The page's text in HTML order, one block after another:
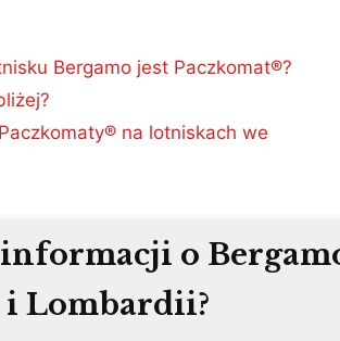
Bergamo jest Paczkomat®?
na lotniskach we
informacji o
i Lombardii?